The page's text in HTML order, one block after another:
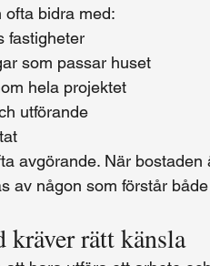
ofta bidra med:
fastigheter
som passar huset
hela projektet
utförande
avgörande. När
av någon som förstår
rätt känsla